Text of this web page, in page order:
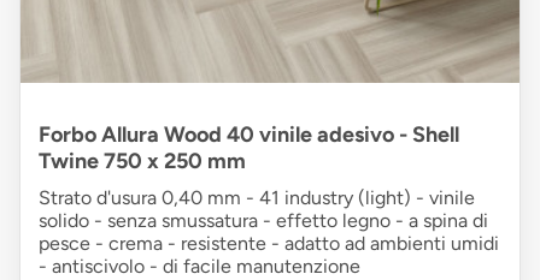
Forbo Allura Wood 40 vinile adesivo - Shell
Twine 750 x 250 mm
Strato d'usura 0,40 mm - 41 industry (light) - vinile
solido - senza smussatura - effetto legno - a spina di
pesce - crema - resistente - adatto ad ambienti umidi
- antiscivolo - di facile manutenzione